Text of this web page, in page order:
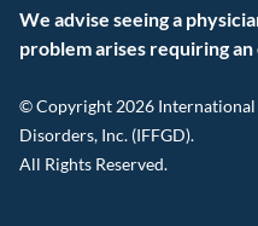
We advise seeing a
problem arises requiring an
© Copyright 2026
Disorders, Inc. (IFFGD).
All Rights Reserved.